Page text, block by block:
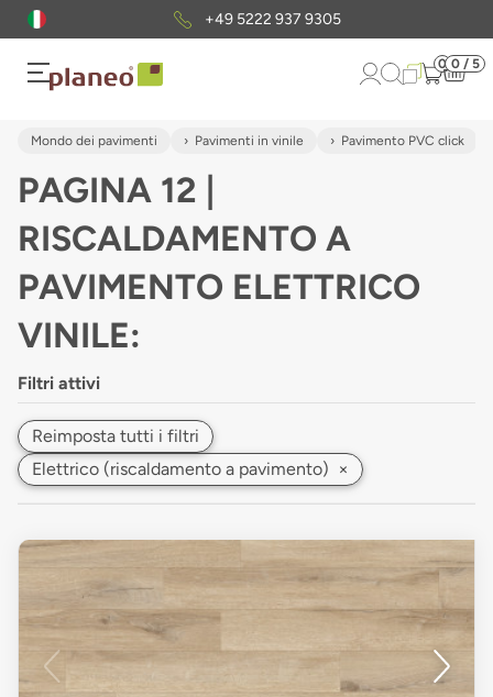
Pacchetto di campionigratuiti
0 0 / 5
Mondo dei pavimenti Pavimenti in vinile Pavimento PVC click
PAGINA 12 |
RISCALDAMENTO A
PAVIMENTO ELETTRICO
VINILE:
Filtri attivi
Reimposta tutti i filtri
Elettrico (riscaldamento a pavimento) ×